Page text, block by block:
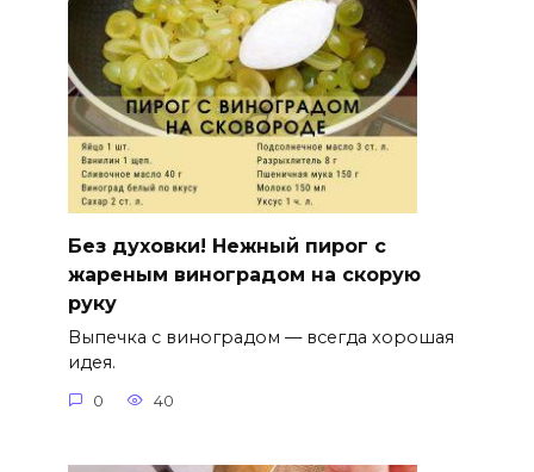
Без духовки! Нежный пирог с
жареным виноградом на скорую
руку
Выпечка с виноградом — всегда хорошая
идея.
0 40